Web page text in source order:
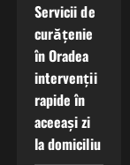
Servicii de
curățenie
în Oradea
intervenții
rapide în
aceeași zi
la domiciliu